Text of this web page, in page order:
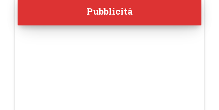
Pubblicità